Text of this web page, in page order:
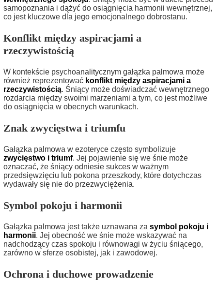
samopoznania i dążyć do osiągnięcia harmonii wewnętrznej,
co jest kluczowe dla jego emocjonalnego dobrostanu.
Konflikt między aspiracjami a
rzeczywistością
W kontekście psychoanalitycznym gałązka palmowa może
również reprezentować konflikt między aspiracjami a
rzeczywistością. Śniący może doświadczać wewnętrznego
rozdarcia między swoimi marzeniami a tym, co jest możliwe
do osiągnięcia w obecnych warunkach.
Znak zwycięstwa i triumfu
Gałązka palmowa w ezoteryce często symbolizuje
zwycięstwo i triumf. Jej pojawienie się we śnie może
oznaczać, że śniący odniesie sukces w ważnym
przedsięwzięciu lub pokona przeszkody, które dotychczas
wydawały się nie do przezwyciężenia.
Symbol pokoju i harmonii
Gałązka palmowa jest także uznawana za symbol pokoju i
harmonii. Jej obecność we śnie może wskazywać na
nadchodzący czas spokoju i równowagi w życiu śniącego,
zarówno w sferze osobistej, jak i zawodowej.
Ochrona i duchowe prowadzenie